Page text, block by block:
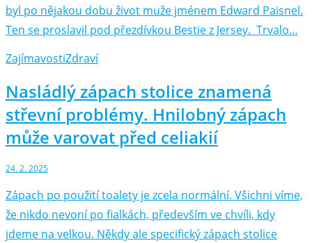
byl po nějakou dobu život muže jménem Edward Paisnel.
Ten se proslavil pod přezdívkou Bestie z Jersey. Trvalo…
ZajímavostiZdraví
Nasládlý zápach stolice znamená
střevní problémy. Hnilobný zápach
může varovat před celiakií
24. 2. 2025
Zápach po použití toalety je zcela normální. Všichni víme,
že nikdo nevoní po fialkách, především ve chvíli, kdy
jdeme na velkou. Někdy ale specifický zápach stolice